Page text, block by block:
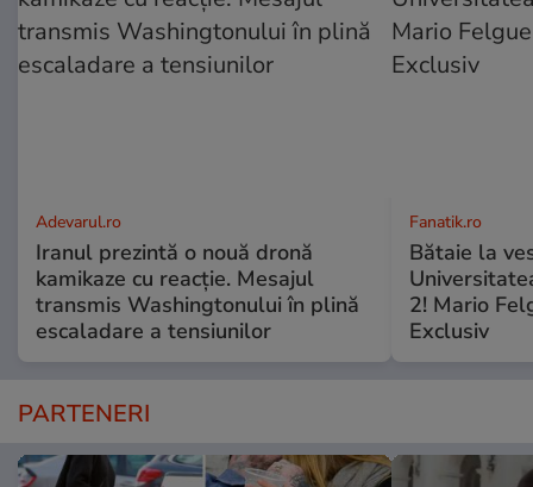
Adevarul.ro
Iranul prezintă o nouă dronă
kamikaze cu reacție. Mesajul
transmis Washingtonului în plină
escaladare a tensiunilor
Fanatik.ro
Bătaie la
2! Mario
Exclusiv
PARTENERI